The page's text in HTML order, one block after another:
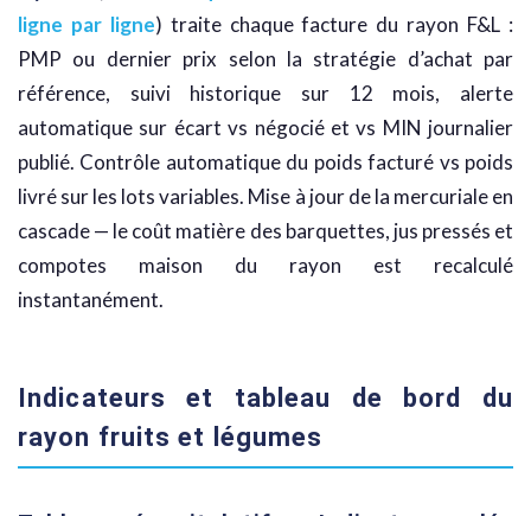
ligne par ligne) traite chaque facture du rayon F&L :
PMP ou dernier prix selon la stratégie d’achat par
référence, suivi historique sur 12 mois, alerte
automatique sur écart vs négocié et vs MIN journalier
publié. Contrôle automatique du poids facturé vs poids
livré sur les lots variables. Mise à jour de la mercuriale en
cascade — le coût matière des barquettes, jus pressés et
compotes maison du rayon est recalculé
instantanément.
Indicateurs et tableau de bord du
rayon fruits et légumes